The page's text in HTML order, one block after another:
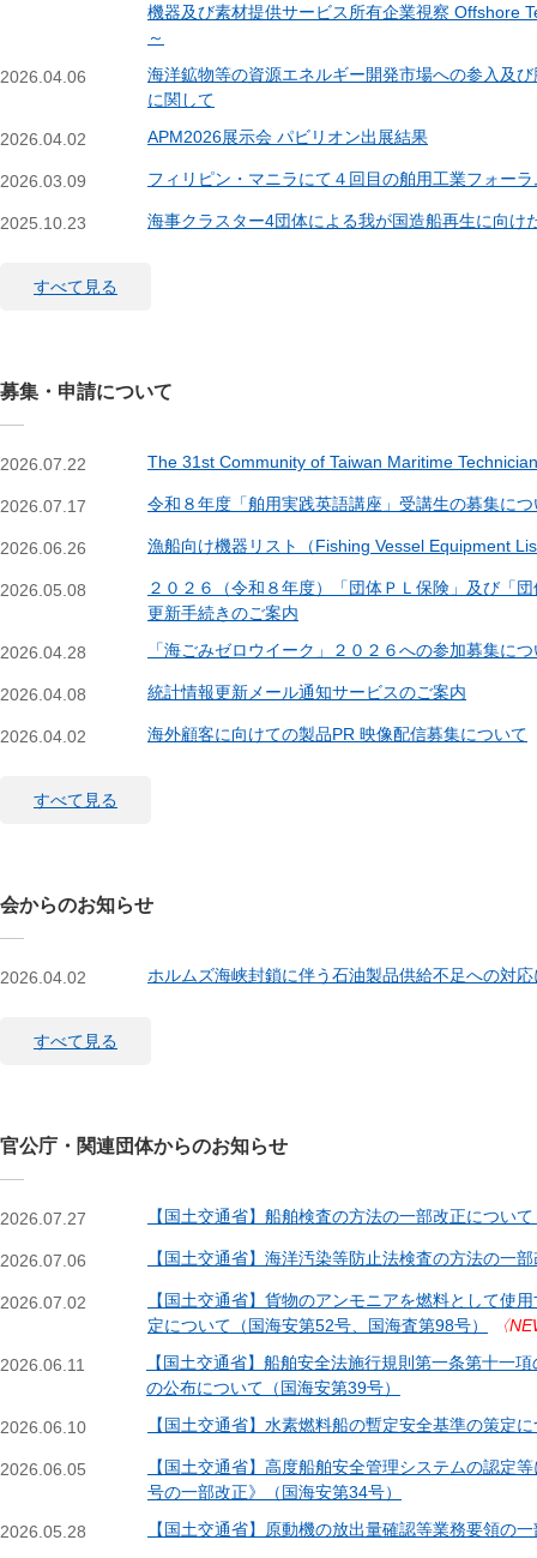
機器及び素材提供サービス所有企業視察 Offshore
～
2026.04.06
海洋鉱物等の資源エネルギー開発市場への参入及
に関して
2026.04.02 APM2026展示会 パビリオン出展結果
2026.03.09 フィリピン・マニラにて４回目の舶用工業フォー
2025.10.23 海事クラスター4団体による我が国造船再生に向け
すべて見る
募集・申請について
2026.07.22 The 31st Community of Taiwan Maritime
2026.07.17 令和８年度「舶用実践英語講座」受講生の募集につ
2026.06.26 漁船向け機器リスト（Fishing Vessel Equipment
2026.05.08
２０２６（令和８年度）「団体ＰＬ保険」及び「
更新手続きのご案内
2026.04.28 「海ごみゼロウイーク」２０２６への参加募集に
2026.04.08 統計情報更新メール通知サービスのご案内
2026.04.02 海外顧客に向けての製品PR 映像配信募集について
すべて見る
会からのお知らせ
2026.04.02 ホルムズ海峡封鎖に伴う石油製品供給不足への対
すべて見る
官公庁・関連団体からのお知らせ
2026.07.27 【国土交通省】船舶検査の方法の一部改正につい
2026.07.06 【国土交通省】海洋汚染等防止法検査の方法の一
2026.07.02
【国土交通省】貨物のアンモニアを燃料として使
定について（国海安第52号、国海査第98号）
〈
2026.06.11
【国土交通省】船舶安全法施行規則第一条第十一
の公布について（国海安第39号）
2026.06.10 【国土交通省】水素燃料船の暫定安全基準の策定
2026.06.05
【国土交通省】高度船舶安全管理システムの認定
号の一部改正》（国海安第34号）
2026.05.28 【国土交通省】原動機の放出量確認等業務要領の